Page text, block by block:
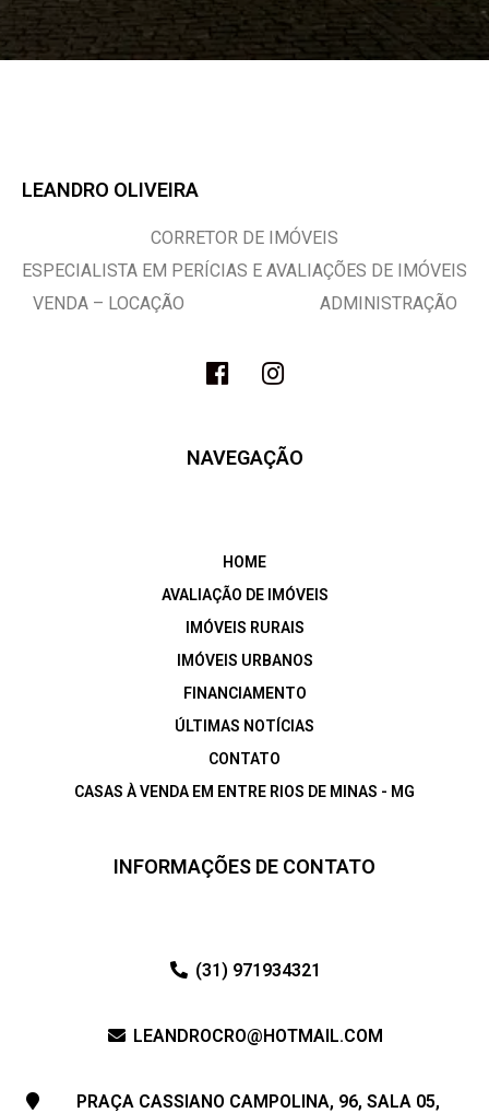
LEANDRO OLIVEIRA
CORRETOR DE IMÓVEIS
ESPECIALISTA EM PERÍCIAS E AVALIAÇÕES DE IMÓVEIS
VENDA – LOCAÇÃO ADMINISTRAÇÃO
NAVEGAÇÃO
HOME
AVALIAÇÃO DE IMÓVEIS
IMÓVEIS RURAIS
IMÓVEIS URBANOS
FINANCIAMENTO
ÚLTIMAS NOTÍCIAS
CONTATO
CASAS À VENDA EM ENTRE RIOS DE MINAS - MG
INFORMAÇÕES DE CONTATO
(31) 971934321
LEANDROCRO@HOTMAIL.COM
PRAÇA CASSIANO CAMPOLINA, 96, SALA 05,